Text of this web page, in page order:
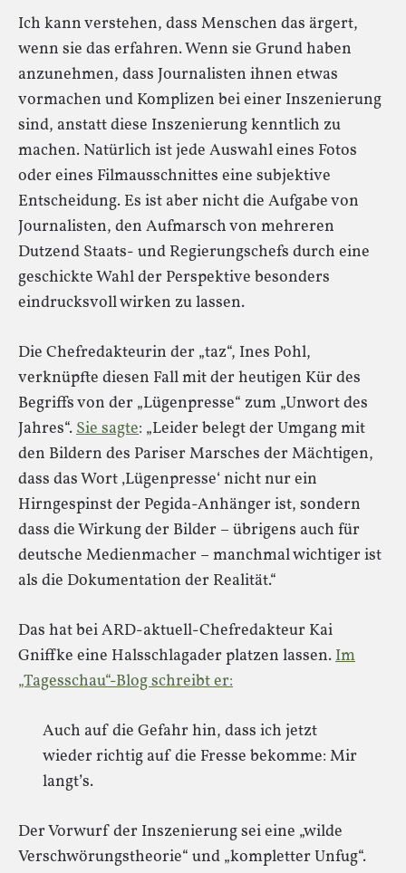
Ich kann verstehen, dass Menschen das ärgert,
wenn sie das erfahren. Wenn sie Grund haben
anzunehmen, dass Journalisten ihnen etwas
vormachen und Komplizen bei einer Inszenierung
sind, anstatt diese Inszenierung kenntlich zu
machen. Natürlich ist jede Auswahl eines Fotos
oder eines Filmausschnittes eine subjektive
Entscheidung. Es ist aber nicht die Aufgabe von
Journalisten, den Aufmarsch von mehreren
Dutzend Staats- und Regierungschefs durch eine
geschickte Wahl der Perspektive besonders
eindrucksvoll wirken zu lassen.
Die Chefredakteurin der „taz“, Ines Pohl,
verknüpfte diesen Fall mit der heutigen Kür des
Begriffs von der „Lügenpresse“ zum „Unwort des
Jahres“.Sie sagte: „Leider belegt der Umgang mit
den Bildern des Pariser Marsches der Mächtigen,
dass das Wort ‚Lügenpresse‘ nicht nur ein
Hirngespinst der Pegida-Anhänger ist, sondern
dass die Wirkung der Bilder – übrigens auch für
deutsche Medienmacher – manchmal wichtiger ist
als die Dokumentation der Realität.“
Das hat bei ARD-aktuell-Chefredakteur Kai
Gniffke eine Halsschlagader platzen lassen.Im
„Tagesschau“-Blog schreibt er:
Auch auf die Gefahr hin, dass ich jetzt
wieder richtig auf die Fresse bekomme: Mir
langt’s.
Der Vorwurf der Inszenierung sei eine „wilde
Verschwörungstheorie“ und „kompletter Unfug“.